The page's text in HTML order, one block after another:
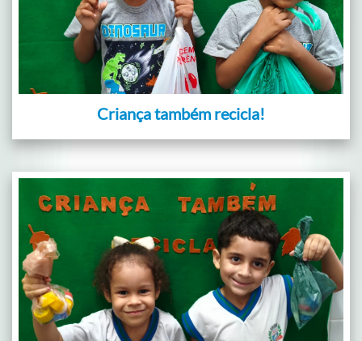
Criança também recicla!